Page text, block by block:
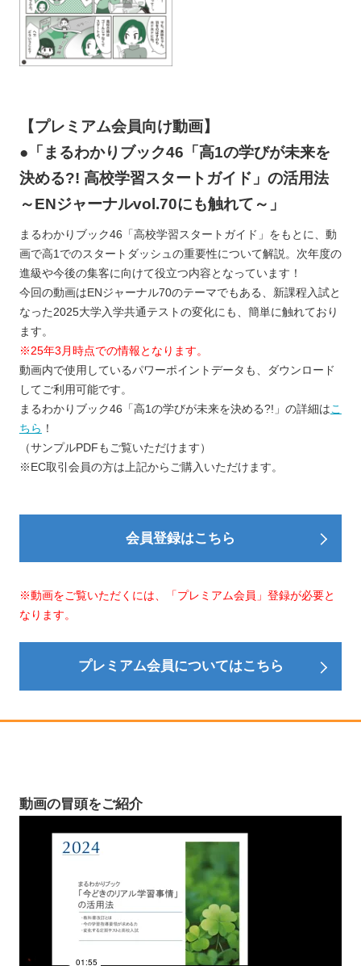
【プレミアム会員向け動画】
●「まるわかりブック46「高1の学びが未来を
決める?! 高校学習スタートガイド」の活用法
～ENジャーナルvol.70にも触れて～」
まるわかりブック46「高校学習スタートガイド」をもとに、動
画で高1でのスタートダッシュの重要性について解説。次年度の
進級や今後の集客に向けて役立つ内容となっています！
今回の動画はENジャーナル70のテーマでもある、新課程入試と
なった2025大学入学共通テストの変化にも、簡単に触れており
ます。
※25年3月時点での情報となります。
動画内で使用しているパワーポイントデータも、ダウンロード
してご利用可能です。
まるわかりブック46「高1の学びが未来を決める?!」の詳細はこ
ちら ！
（サンプルPDFもご覧いただけます）
※EC取引会員の方は上記からご購入いただけます。
会員登録はこちら
※動画をご覧いただくには、「プレミアム会員」登録が必要と
なります。
プレミアム会員についてはこちら
動画の冒頭をご紹介